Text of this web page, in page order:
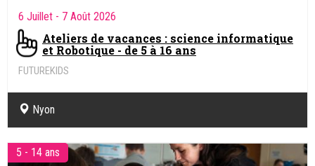
6 Juillet - 7 Août 2026
Ateliers de vacances : science informatique
et Robotique - de 5 à 16 ans
FUTUREKIDS
Nyon
5 - 14 ans